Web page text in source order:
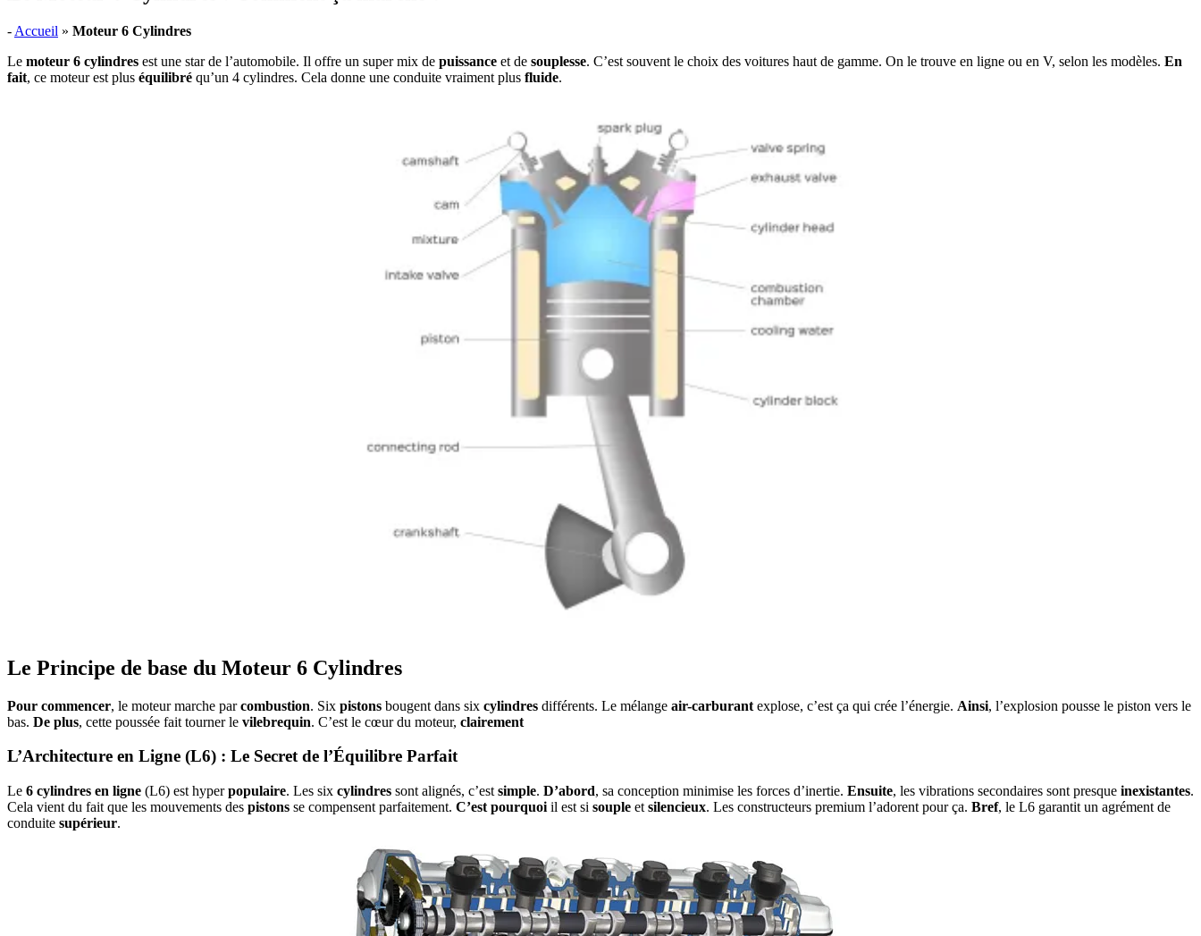
- Accueil » Moteur 6 Cylindres
Le moteur 6 cylindres est une star de l’automobile. Il offre un super mix de puissance et de souplesse. C’est souvent le choix des voitures haut de gamme. On le trouve en ligne ou en V, selon les modèles. En
fait, ce moteur est plus équilibré qu’un 4 cylindres. Cela donne une conduite vraiment plus fluide.
Le Principe de base du Moteur 6 Cylindres
Pour commencer, le moteur marche parcombustion. Six pistons bougent dans six cylindres différents. Le mélange air-carburant explose, c’est ça qui crée l’énergie. Ainsi, l’explosion pousse le piston vers le
bas. De plus, cette poussée fait tourner le vilebrequin. C’est le cœur du moteur, clairement
L’Architecture en Ligne (L6) : Le Secret de l’Équilibre Parfait
Le 6 cylindres en ligne (L6) est hyperpopulaire. Les six cylindres sont alignés, c’est simple. D’abord, sa conception minimise les forces d’inertie. Ensuite, les vibrations secondaires sont presque inexistantes.
Cela vient du fait que les mouvements des pistons se compensent parfaitement. C’est pourquoi il est si souple et silencieux. Les constructeurs premium l’adorent pour ça. Bref, le L6 garantit un agrément de
conduite supérieur.